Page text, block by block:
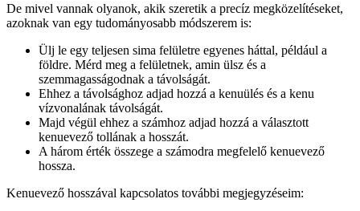
De mivel vannak olyanok, akik szeretik a precíz megközelítéseket,
azoknak van egy tudományosabb módszerem is:
Ülj le egy teljesen sima felületre egyenes háttal, például a
földre. Mérd meg a felületnek, amin ülsz és a
szemmagasságodnak a távolságát.
Ehhez a távolsághoz adjad hozzá a kenuülés és a kenu
vízvonalának távolságát.
Majd végül ehhez a számhoz adjad hozzá a választott
kenuevező tollának a hosszát.
A három érték összege a számodra megfelelő kenuevező
hossza.
Kenuevező hosszával kapcsolatos további megjegyzéseim: